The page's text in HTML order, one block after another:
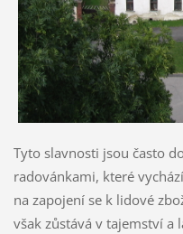
Tyto slavnosti jsou často
radovánkami, které
na zapojení se k lidové
však zůstává v tajemství a